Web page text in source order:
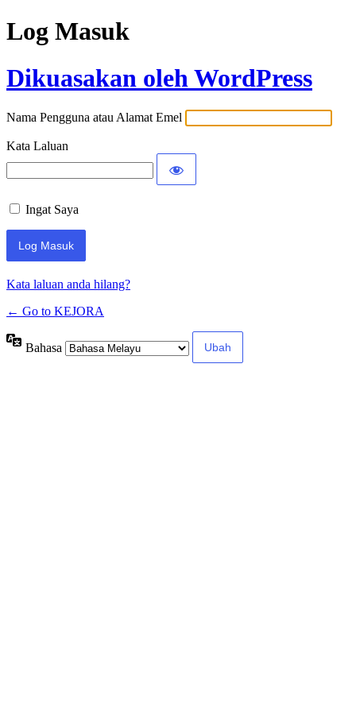
Log Masuk
Dikuasakan oleh WordPress
Nama Pengguna atau Alamat Emel
Kata Laluan
Ingat Saya
Kata laluan anda hilang?
← Go to KEJORA
Bahasa